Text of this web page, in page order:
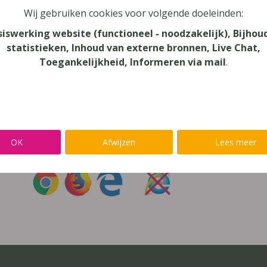
vergeten?
niet inloggen met een@lees.op-account
meteen naarAlinea,IntoWords,K3000,SprintPlus,
Wij gebruiken cookies voor volgende doeleinden:
website (functioneel - noodzakelijk),
statistieken, Inhoud van externe bronnen, Live Chat,
Toegankelijkheid, Informeren via mail.
OK Afwijzen Lees meer